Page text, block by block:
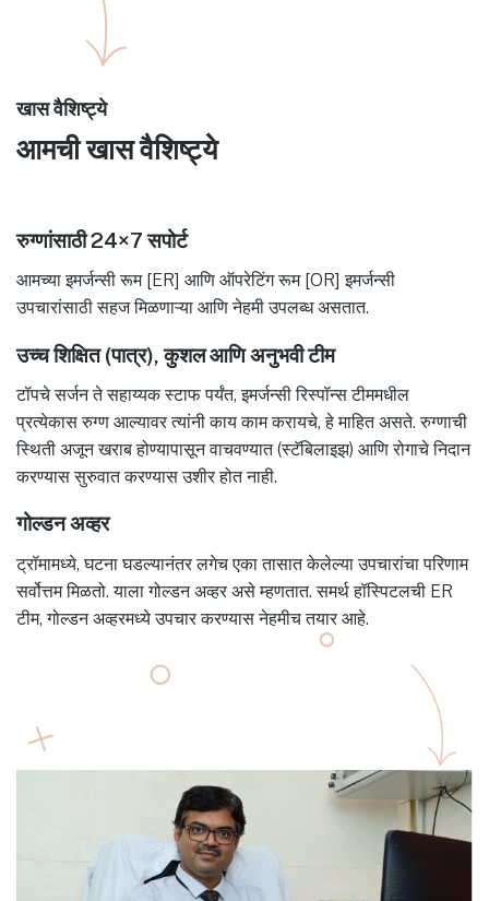
खास वैशिष्ट्ये
आमची खास वैशिष्ट्ये
रुग्णांसाठी 24×7 सपोर्ट
आमच्या इमर्जन्सी रूम [ER] आणि ऑपरेटिंग रूम [OR] इमर्जन्सी
उपचारांसाठी सहज मिळणाऱ्या आणि नेहमी उपलब्ध असतात.
उच्च शिक्षित (पात्र), कुशल आणि अनुभवी टीम
टॉपचे सर्जन ते सहाय्यक स्टाफ पर्यंत, इमर्जन्सी रिस्पॉन्स टीममधील
प्रत्येकास रुग्ण आल्यावर त्यांनी काय काम करायचे, हे माहित असते. रुग्णाची
स्थिती अजून खराब होण्यापासून वाचवण्यात (स्टॅबिलाइझ) आणि रोगाचे निदान
करण्यास सुरुवात करण्यास उशीर होत नाही.
गोल्डन अव्हर
ट्रॉमामध्ये, घटना घडल्यानंतर लगेच एका तासात केलेल्या उपचारांचा परिणाम
सर्वोत्तम मिळतो. याला गोल्डन अव्हर असे म्हणतात. समर्थ हॉस्पिटलची ER
टीम, गोल्डन अव्हरमध्ये उपचार करण्यास नेहमीच तयार आहे.